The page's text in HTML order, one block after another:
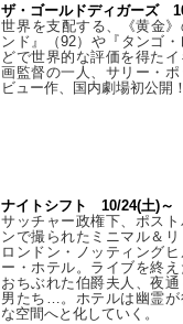
ザ・ゴールドディガーズ
世界を支配する、《黄金
ンド』（92）や『タンゴ
どで世界的な評価を得た
画監督の一人、サリー・
ビュー作、国内劇場初公開！
ナイトシフト 10/24(土)～
サッチャー政権下、ポス
ンで撮られたミニマル＆リ
ロンドン・ノッティング
ー・ホテル。ライブを終え
おちぶれた伯爵夫人、夜
男たち…。ホテルは幽霊が
な空間へと化していく。